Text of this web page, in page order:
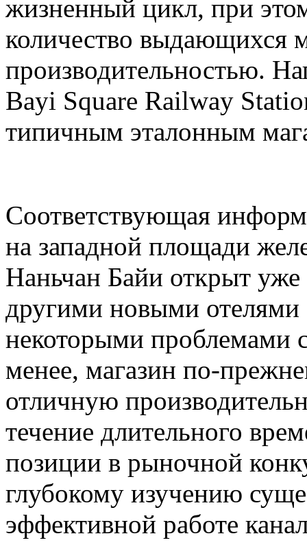
жизненный цикл, при
количество выдающихся
производительностью.
Bayi Square Railway
типичным эталонным
Соответствующая
на западной площади
Наньчан Байи открыт
другими новыми отелями
некоторыми проблемами
менее, магазин по-
отличную
течение длительного
позиции в рыночной
глубокому изучению
эффективной работе